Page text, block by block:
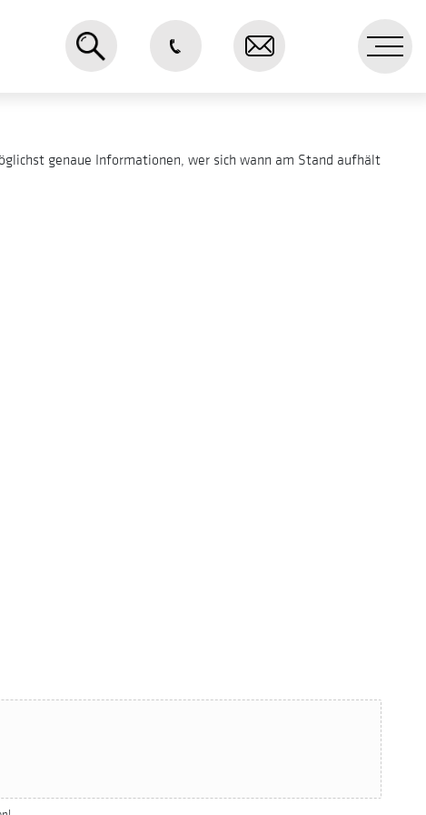
genaue Informationen, wer sich wann am Stand aufhält